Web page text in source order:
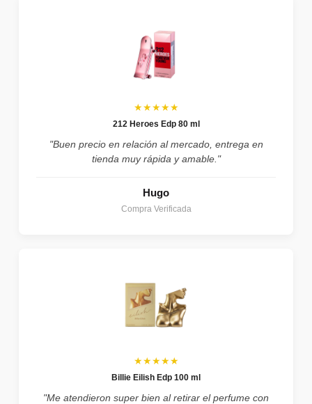
★★★★★
212 Heroes Edp 80 ml
"Buen precio en relación al mercado, entrega en
tienda muy rápida y amable."
Hugo
Compra Verificada
★★★★★
Billie Eilish Edp 100 ml
"Me atendieron super bien al retirar el perfume con